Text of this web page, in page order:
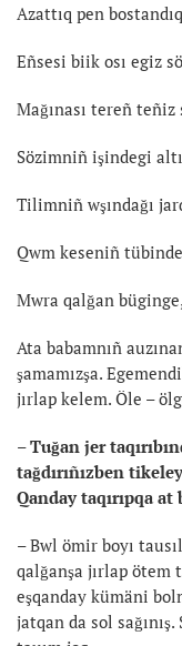
Azattıq pen
Eñsesi biik osı egiz
Mağınası tereñ teñiz
Sözimniñ işindegi
Tilimniñ wşındağı
Qwm keseniñ
Mwra qalğan büginge,
Ata babamnıñ
şamamızşa.
jırlap kelem. Öle –
– Tuğan jer
tağdırıñızben
Qanday taqırıpqa
– Bwl ömir boyı
qalğanşa jırlap ötem
eşqanday kümäni
jatqan da sol